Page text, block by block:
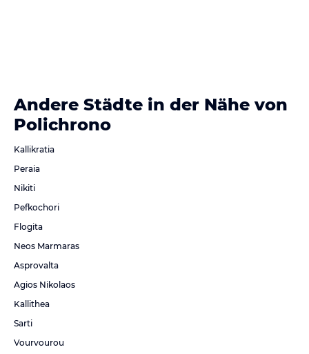
Andere Städte in der Nähe von
Polichrono
Kallikratia
Peraia
Nikiti
Pefkochori
Flogita
Neos Marmaras
Asprovalta
Agios Nikolaos
Kallithea
Sarti
Vourvourou